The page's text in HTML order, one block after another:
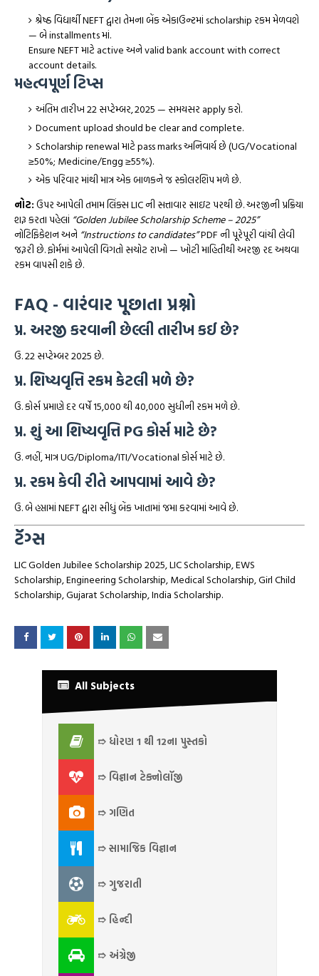
શ્રેષ્ઠ વિદ્યાર્થી NEFT દ્વારા તેમના બેંક એકાઉન્ટમાં scholarship રકમ મેળવશે
— બે installments માં.
Ensure NEFT માટે active અને valid bank account with correct
account details.
મહત્વપૂર્ણ ટિપ્સ
અંતિમ તારીખ 22 સપ્ટેમ્બર, 2025 — સમયસર apply કરો.
Document upload should be clear and complete.
Scholarship renewal માટે pass marks અનિવાર્ય છે (UG/Vocational
≥50%; Medicine/Engg ≥55%).
એક પરિવાર માંથી માત્ર એક બાળકને જ સ્કોલરશિપ મળે છે.
નોટ:ઉપર આપેલી તમામ લિંક્સ LIC ની સત્તાવાર સાઇટ પરથી છે. અરજીની પ્રક્રિયા
શરૂ કરતા પહેલાં “Golden Jubilee Scholarship Scheme – 2025”
નોટિફિકેશન અને “Instructions to candidates”PDF ની પૂરેપૂરી વાંચી લેવી
જરૂરી છે. ફોર્મમાં આપેલી વિગતો સચોટ રાખો — ખોટી માહિતીથી અરજી રદ અથવા
રકમ વાપસી શકે છે.
FAQ - વારંવાર પૂછાતા પ્રશ્નો
પ્ર. અરજી કરવાની છેલ્લી તારીખ કઈ છે?
ઉ. 22 સપ્ટેમ્બર 2025 છે.
પ્ર. શિષ્યવૃત્તિ રકમ કેટલી મળે છે?
ઉ. કોર્સ પ્રમાણે દર વર્ષે ₹15,000 થી ₹40,000 સુધીની રકમ મળે છે.
પ્ર. શું આ શિષ્યવૃત્તિ PG કોર્સ માટે છે?
ઉ. નહીં, માત્ર UG/Diploma/ITI/Vocational કોર્સ માટે છે.
પ્ર. રકમ કેવી રીતે આપવામાં આવે છે?
ઉ. બે હપ્તામાં NEFT દ્વારા સીધું બેંક ખાતામાં જમા કરવામાં આવે છે.
ટૅગ્સ
LIC Golden Jubilee Scholarship 2025, LIC Scholarship, EWS
Scholarship, Engineering Scholarship, Medical Scholarship, Girl Child
Scholarship, Gujarat Scholarship, India Scholarship.
All Subjects
➱ ધોરણ 1 થી 12ના પુસ્તકો
➱ વિજ્ઞાન ટેક્નોલૉજી
➱ ગણિત
➱ સામાજિક વિજ્ઞાન
➱ ગુજરાતી
➱ હિન્દી
➱ અંગ્રેજી